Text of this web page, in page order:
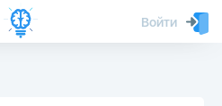
Войти